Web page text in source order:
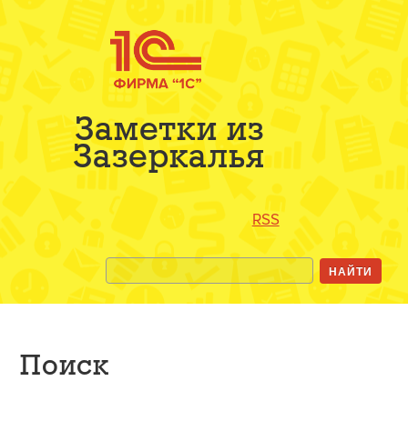
Заметки из
Зазеркалья
RSS
Поиск